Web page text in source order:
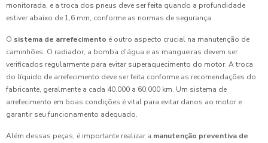
monitorada, e a troca dos pneus deve ser feita quando a profundidade
estiver abaixo de 1,6 mm, conforme as normas de segurança.
O sistema de arrefecimento é outro aspecto crucial na manutenção de
caminhões. O radiador, a bomba d'água e as mangueiras devem ser
verificados regularmente para evitar superaquecimento do motor. A troca
do líquido de arrefecimento deve ser feita conforme as recomendações do
fabricante, geralmente a cada 40.000 a 60.000 km. Um sistema de
arrefecimento em boas condições é vital para evitar danos ao motor e
garantir seu funcionamento adequado.
Além dessas peças, é importante realizar a manutenção preventiva de